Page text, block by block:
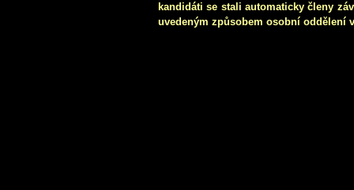
kandidáti se stali automaticky členy
uvedeným způsobem osobní oddělení